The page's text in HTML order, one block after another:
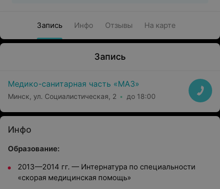
Запись Инфо Отзывы На карте
Запись
Медико-санитарная часть «МАЗ»
Минск, ул. Социалистическая, 2 до 18:00
Инфо
Образование:
2013—2014 гг. — Интернатура по специальности
«скорая медицинская помощь»